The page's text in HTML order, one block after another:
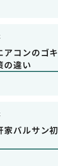
アコンのゴ
の違い
家バルサン